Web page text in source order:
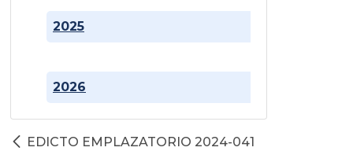
2025
2026
EDICTO EMPLAZATORIO 2024-041